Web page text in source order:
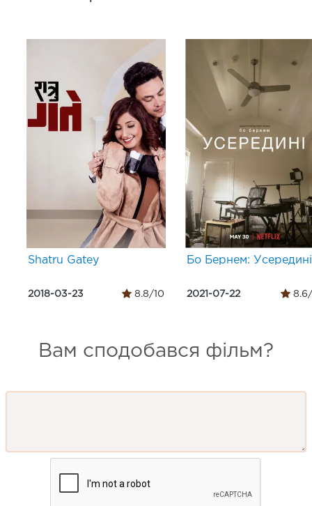
Shatru Gatey
2018-03-23 8.8/10
Бо Бернем: Усередині
2021-07-22 8.6/
Вам сподобався фільм?